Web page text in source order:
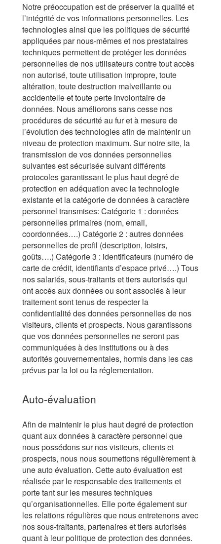
Notre préoccupation est de préserver la qualité et
l’intégrité de vos informations personnelles. Les
technologies ainsi que les politiques de sécurité
appliquées par nous-mêmes et nos prestataires
techniques permettent de protéger les données
personnelles de nos utilisateurs contre tout accès
non autorisé, toute utilisation impropre, toute
altération, toute destruction malveillante ou
accidentelle et toute perte involontaire de
données. Nous améliorons sans cesse nos
procédures de sécurité au fur et à mesure de
l’évolution des technologies afin de maintenir un
niveau de protection maximum. Sur notre site, la
transmission de vos données personnelles
suivantes est sécurisée suivant différents
protocoles garantissant le plus haut degré de
protection en adéquation avec la technologie
existante et la catégorie de données à caractère
personnel transmises: Catégorie 1 : données
personnelles primaires (nom, email,
coordonnées….) Catégorie 2 : autres données
personnelles de profil (description, loisirs,
goûts….) Catégorie 3 : identificateurs (numéro de
carte de crédit, identifiants d’espace privé….) Tous
nos salariés, sous-traitants et tiers autorisés qui
ont accès aux données ou sont associés à leur
traitement sont tenus de respecter la
confidentialité des données personnelles de nos
visiteurs, clients et prospects. Nous garantissons
que vos données personnelles ne seront pas
communiquées à des institutions ou à des
autorités gouvernementales, hormis dans les cas
prévus par la loi ou la réglementation.
Auto-évaluation
Afin de maintenir le plus haut degré de protection
quant aux données à caractère personnel que
nous possédons sur nos visiteurs, clients et
prospects, nous nous soumettons régulièrement à
une auto évaluation. Cette auto évaluation est
réalisée par le responsable des traitements et
porte tant sur les mesures techniques
qu’organisationnelles. Elle porte également sur
les relations régulières que nous entretenons avec
nos sous-traitants, partenaires et tiers autorisés
quant à leur politique de protection des données.